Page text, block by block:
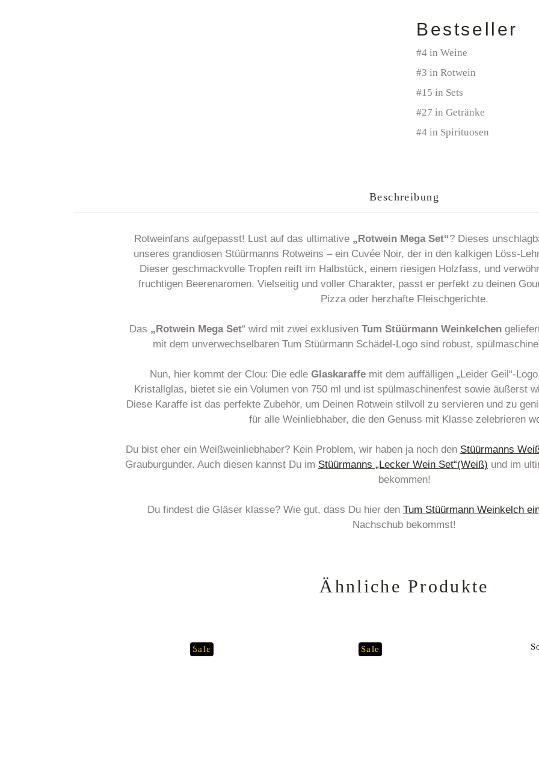
Bestseller
#4 in Weine
#3 in Rotwein
#15 in Sets
#27 in Getränke
#4 in Spirituosen
Beschreibung
Rotweinfans aufgepasst! Lust auf das ultimative „Rotwein Mega Set“? Dieses
unseres grandiosen Stüürmanns Rotweins – ein Cuvée Noir, der in den kalkigen Löss-
Dieser geschmackvolle Tropfen reift im Halbstück, einem riesigen Holzfass, und
fruchtigen Beerenaromen. Vielseitig und voller Charakter, passt er perfekt zu deinen
Pizza oder herzhafte Fleischgerichte.
Das „Rotwein Mega Set“ wird mit zwei exklusiven Tum Stüürmann Weinkelchen
mit dem unverwechselbaren Tum Stüürmann Schädel-Logo sind robust,
Nun, hier kommt der Clou: Die edle Glaskaraffe mit dem auffälligen „Leider Geil“-
Kristallglas, bietet sie ein Volumen von 750 ml und ist spülmaschinenfest sowie äußerst
Diese Karaffe ist das perfekte Zubehör, um Deinen Rotwein stilvoll zu servieren und zu
für alle Weinliebhaber, die den Genuss mit Klasse zelebrieren
Du bist eher ein Weißweinliebhaber? Kein Problem, wir haben ja noch den Stüürmanns
Grauburgunder. Auch diesen kannst Du im Stüürmanns „Lecker Wein Set“(Weiß) und im
bekommen!
Du findest die Gläser klasse? Wie gut, dass Du hier den Tum Stüürmann Weinkelch
Nachschub bekommst!
Ähnliche Produkte
Sale
Sold Sale